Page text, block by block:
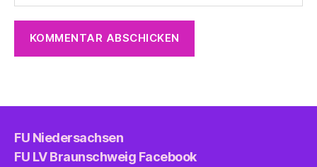
FU Niedersachsen
FU LV Braunschweig Facebook